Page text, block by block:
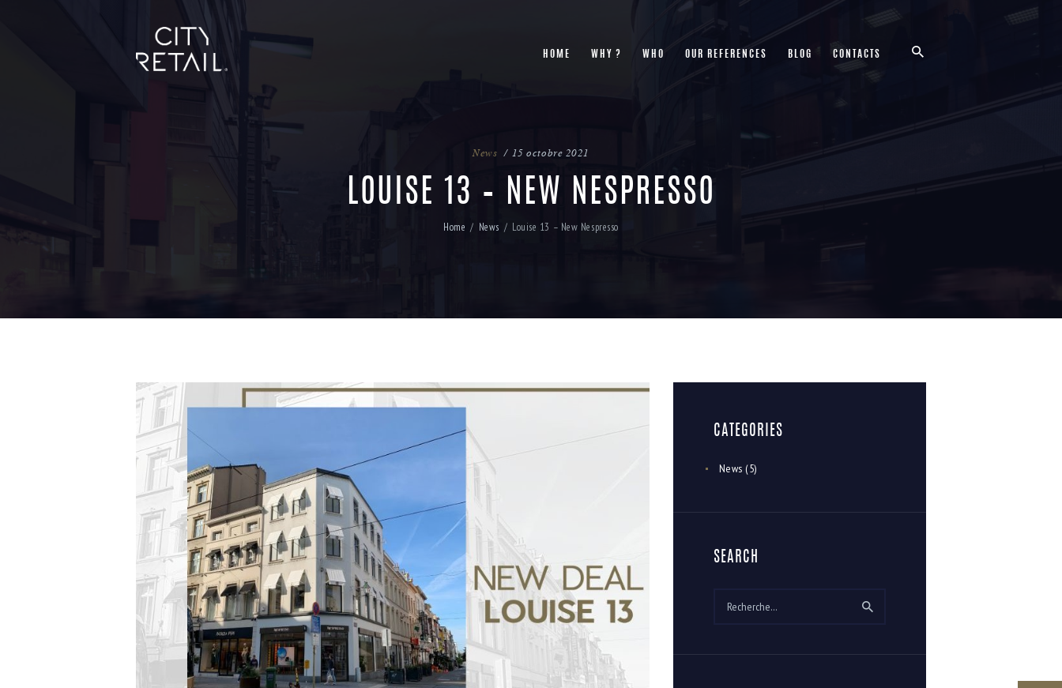
HOME WHY ? WHO OUR REFERENCES BLOG CONTACTS
News 15 octobre 2021
LOUISE 13 – NEW NESPRESSO
Home News Louise 13 – New Nespresso
CATEGORIES
News (5)
SEARCH